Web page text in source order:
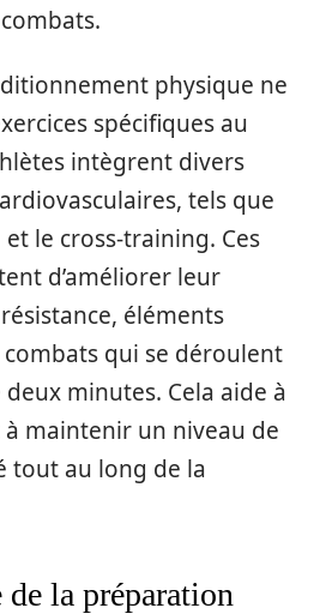
physique ne
spécifiques au
intègrent divers
tels que
le cross-training. Ces
d’améliorer leur
éléments
qui se déroulent
minutes. Cela aide à
maintenir un niveau de
tout au long de la
de la préparation